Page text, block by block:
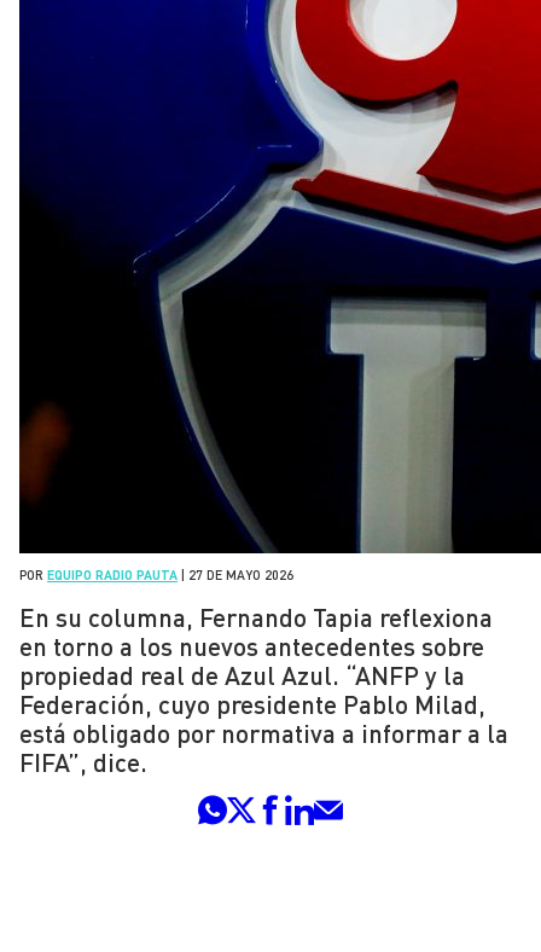
POR EQUIPO RADIO PAUTA 27 DE MAYO 2026
En su columna, Fernando Tapia reflexiona
en torno a los nuevos antecedentes sobre
propiedad real de Azul Azul. “ANFP y la
Federación, cuyo presidente Pablo Milad,
está obligado por normativa a informar a la
FIFA”, dice.